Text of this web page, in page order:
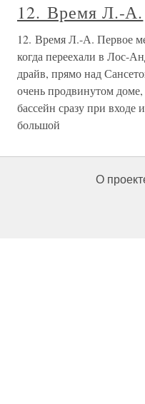
12. Время Л.-А.
12. Время Л.-А. Первое
когда переехали в Лос-
драйв, прямо над
очень продвинутом
бассейн сразу при
большой
О